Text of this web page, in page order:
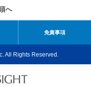
へ
免責事項
All Rights Reserved.